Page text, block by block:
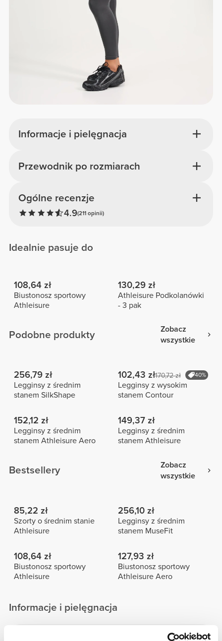
Informacje i pielęgnacja
Ogólne recenzje
4.9(211 opinii)
Przewodnik po rozmiarach
Idealnie pasuje do
108,64 zł
Biustonosz sportowy
Athleisure
130,29 zł
Athleisure Podkolanówki
- 3 pak
Podobne produkty
Zobacz
wszystkie
256,79 zł
Legginsy z średnim
stanem SilkShape
102,43 zł170,72 zł 40%
Legginsy z wysokim
stanem Contour
152,12 zł
Legginsy z średnim
stanem Athleisure Aero
149,37 zł
Legginsy z średnim
stanem Athleisure
Bestsellery
Zobacz
wszystkie
85,22 zł
Szorty o średnim stanie
Athleisure
256,10 zł
Legginsy z średnim
stanem MuseFit
108,64 zł
Biustonosz sportowy
Athleisure
127,93 zł
Biustonosz sportowy
Athleisure Aero
Informacje i pielęgnacja